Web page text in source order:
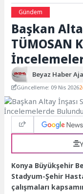
Gündem
Başkan
TÜMOSAN
Beyaz Haber
Güncelleme: 09 Nis 2026
Konya Büyükşehir
Stadyum-Şehir
çalışmaları